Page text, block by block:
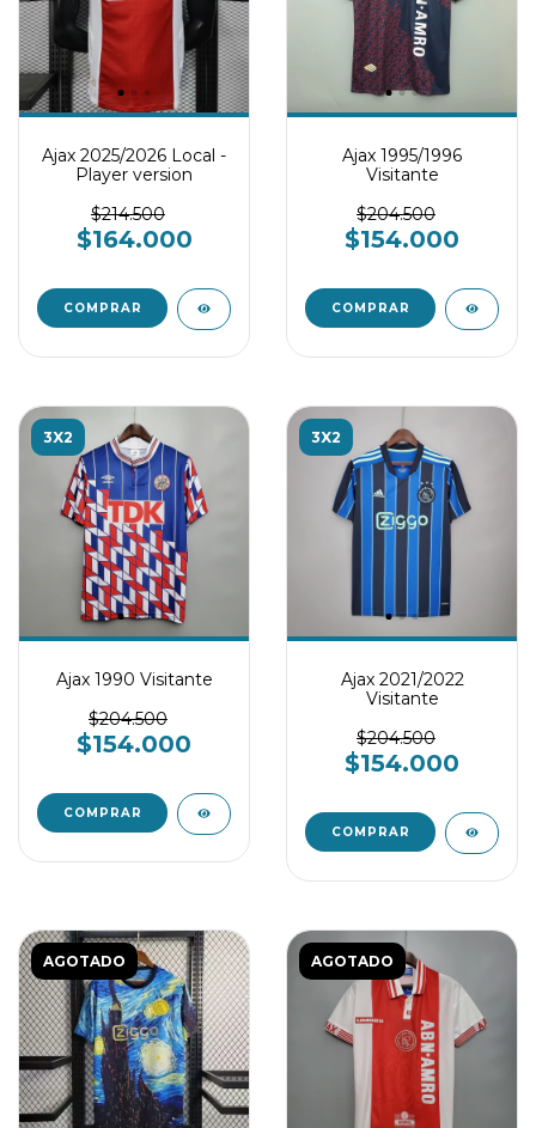
Ajax 2025/2026 Local -
Player version
$214.500
$164.000
COMPRAR
Ajax 1995/1996
Visitante
$204.500
$154.000
COMPRAR
3X2
Ajax 1990 Visitante
$204.500
$154.000
COMPRAR
3X2
Ajax 2021/2022
Visitante
$204.500
$154.000
COMPRAR
AGOTADO AGOTADO